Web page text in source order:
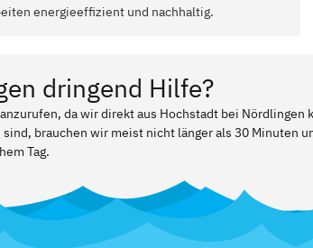
energieeffizient und nachhaltig.
dringend Hilfe?
da wir direkt aus Hochstadt bei Nördlingen
brauchen wir meist nicht länger als 30 Minuten
Tag.